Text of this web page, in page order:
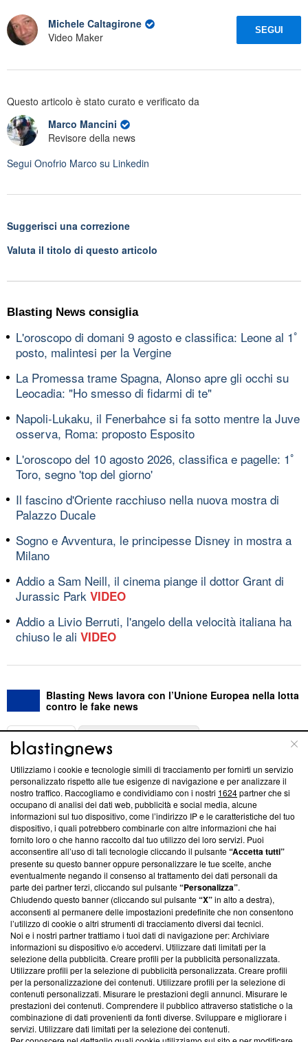
Michele Caltagirone
Video Maker
SEGUI
Questo articolo è stato curato e verificato da
Marco Mancini
Revisore della news
Segui Onofrio Marco su Linkedin
Suggerisci una correzione
Valuta il titolo di questo articolo
Blasting News consiglia
L'oroscopo di domani 9 agosto e classifica: Leone al 1ﾟ
posto, malintesi per la Vergine
La Promessa trame Spagna, Alonso apre gli occhi su
Leocadia: "Ho smesso di fidarmi di te"
Napoli-Lukaku, il Fenerbahce si fa sotto mentre la Juve
osserva, Roma: proposto Esposito
L'oroscopo del 10 agosto 2026, classifica e pagelle: 1ﾟ
Toro, segno 'top del giorno'
Il fascino d'Oriente racchiuso nella nuova mostra di
Palazzo Ducale
Sogno e Avventura, le principesse Disney in mostra a
Milano
Addio a Sam Neill, il cinema piange il dottor Grant di
Jurassic Park VIDEO
Addio a Livio Berruti, l'angelo della velocità italiana ha
chiuso le ali VIDEO
Blasting News lavora con l’Unione Europea nella lotta
contro le fake news
ABOUT
Questa sezione offre informazioni trasparenti su Blasting
News, sui nostri processi editoriali e su come ci impegniamo a
creare news di qualità. Inoltre, afferma la nostra aderenza a
‘Trust Project - News with Integrity’Blasting News non è
ancora membro del programma, ma ha richiesto di farne
parte; Trust Project non ha ancora effettuato una verifica di
conformità agli standard.
Su di noi
Team editoriale
Corporate
Redazione
Informativa Privacy
Cookie Policy
Blasting SA, IDI CHE-247.845.224, Via Carlo Frasca, 3 - 6900
Utilizziamo i cookie e tecnologie simili di tracciamento per fornirti un servizio
personalizzato rispetto alle tue esigenze di navigazione e per analizzare il
nostro traffico. Raccogliamo e condividiamo con i nostri 1624partner che si
occupano di analisi dei dati web, pubblicità e social media, alcune
informazioni sul tuo dispositivo, come l’indirizzo IP e le caratteristiche del tuo
dispositivo, i quali potrebbero combinarle con altre informazioni che hai
fornito loro o che hanno raccolto dal tuo utilizzo dei loro servizi. Puoi
acconsentire all’uso di tali tecnologie cliccando il pulsante“Accetta tutti”
presente su questo banner oppure personalizzare le tue scelte, anche
eventualmente negando il consenso al trattamento dei dati personali da
parte dei partner terzi, cliccando sul pulsante“Personalizza”.
Chiudendo questo banner (cliccando sul pulsante“X”in alto a destra),
acconsenti al permanere delle impostazioni predefinite che non consentono
l’utilizzo di cookie o altri strumenti di tracciamento diversi dai tecnici.
Noi e i nostri partner trattiamo i tuoi dati di navigazione per: Archiviare
informazioni su dispositivo e/o accedervi. Utilizzare dati limitati per la
selezione della pubblicità. Creare profili per la pubblicità personalizzata.
Utilizzare profili per la selezione di pubblicità personalizzata. Creare profili
per la personalizzazione dei contenuti. Utilizzare profili per la selezione di
contenuti personalizzati. Misurare le prestazioni degli annunci. Misurare le
prestazioni dei contenuti. Comprendere il pubblico attraverso statistiche o la
combinazione di dati provenienti da fonti diverse. Sviluppare e migliorare i
servizi. Utilizzare dati limitati per la selezione dei contenuti.